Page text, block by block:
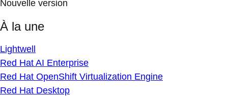
Nouvelle version
À la une
Lightwell
Red Hat AI Enterprise
Red Hat OpenShift Virtualization Engine
Red Hat Desktop